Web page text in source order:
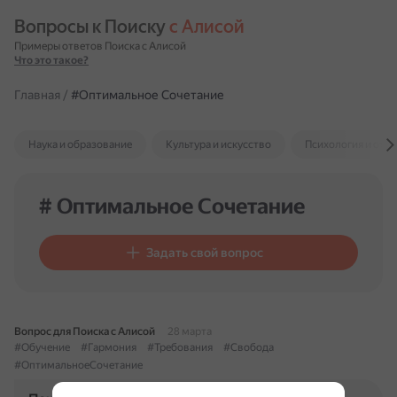
Вопросы к Поиску с Алисой
Примеры ответов Поиска с Алисой
Что это такое?
Главная / #Оптимальное Сочетание
Наука и образование Культура и искусство Психология и
# Оптимальное Сочетание
Задать свой вопрос
Вопрос для Поиска с Алисой
28 марта
#Обучение
#Гармония #Требования
#Свобода
#ОптимальноеСочетание